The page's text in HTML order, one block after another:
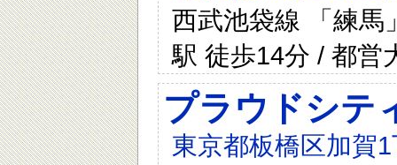
西武池袋線 「練馬
駅 徒歩14分 / 都営
プラウドシテ
東京都板橋区加賀